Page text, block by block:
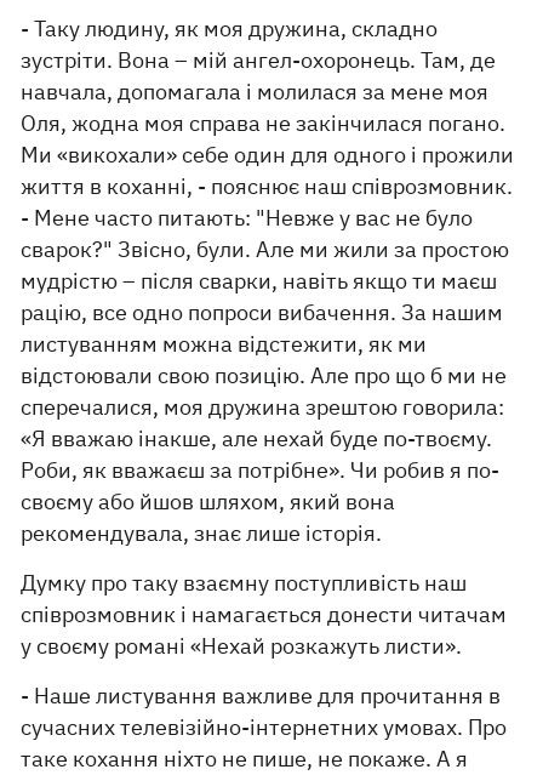
- Таку людину, як моя дружина, складно
зустріти. Вона – мій ангел-охоронець. Там, де
навчала, допомагала і молилася за мене моя
Оля, жодна моя справа не закінчилася погано.
Ми «викохали» себе один для одного і прожили
життя в коханні, - пояснює наш співрозмовник.
- Мене часто питають: "Невже у вас не було
сварок?" Звісно, були. Але ми жили за простою
мудрістю – після сварки, навіть якщо ти маєш
рацію, все одно попроси вибачення. За нашим
листуванням можна відстежити, як ми
відстоювали свою позицію. Але про що б ми не
сперечалися, моя дружина зрештою говорила:
«Я вважаю інакше, але нехай буде по-твоєму.
Роби, як вважаєш за потрібне». Чи робив я по-
своєму або йшов шляхом, який вона
рекомендувала, знає лише історія.
Думку про таку взаємну поступливість наш
співрозмовник і намагається донести читачам
у своєму романі «Нехай розкажуть листи».
- Наше листування важливе для прочитання в
сучасних телевізійно-інтернетних умовах. Про
таке кохання ніхто не пише, не покаже. А я